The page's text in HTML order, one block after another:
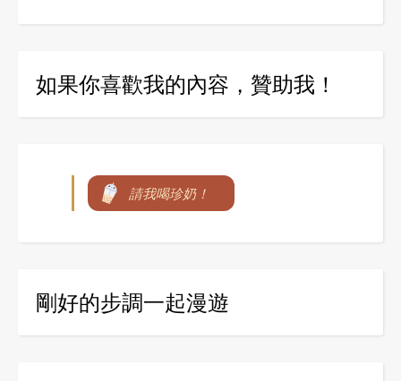
如果你喜歡我的內容，贊助我！
請我喝珍奶！
剛好的步調一起漫遊